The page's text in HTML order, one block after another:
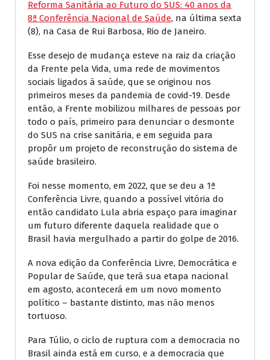
Reforma Sanitária ao Futuro do SUS: 40 anos da
8ª Conferência Nacional de Saúde, na última sexta
(8), na Casa de Rui Barbosa, Rio de Janeiro.
Esse desejo de mudança esteve na raiz da criação
da Frente pela Vida, uma rede de movimentos
sociais ligados à saúde, que se originou nos
primeiros meses da pandemia de covid-19. Desde
então, a Frente mobilizou milhares de pessoas por
todo o país, primeiro para denunciar o desmonte
do SUS na crise sanitária, e em seguida para
propôr um projeto de reconstrução do sistema de
saúde brasileiro.
Foi nesse momento, em 2022, que se deu a 1ª
Conferência Livre, quando a possível vitória do
então candidato Lula abria espaço para imaginar
um futuro diferente daquela realidade que o
Brasil havia mergulhado a partir do golpe de 2016.
A nova edição da Conferência Livre, Democrática e
Popular de Saúde, que terá sua etapa nacional
em agosto, acontecerá em um novo momento
político – bastante distinto, mas não menos
tortuoso.
Para Túlio, o ciclo de ruptura com a democracia no
Brasil ainda está em curso, e a democracia que